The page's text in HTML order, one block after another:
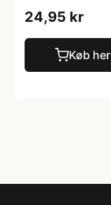
24,95 kr
Køb her